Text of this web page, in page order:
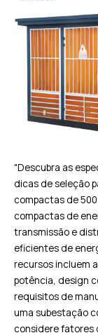
"Descubra as
dicas de seleção
compactas de
compactas de
transmissão e
eficientes de
recursos incluem
potência, design
requisitos de
uma subestação
considere fatores